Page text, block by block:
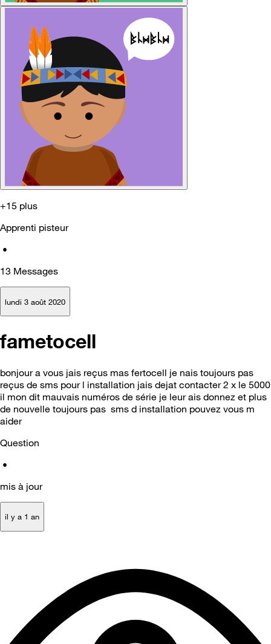
+15 plus
Apprenti pisteur
•
13 Messages
lundi 3 août 2020
fametocell
bonjour a vous jais reçus mas fertocell je nais toujours pas
reçus de sms pour l installation jais dejat contacter 2 x le 5000
il mon dit mauvais numéros de série je leur ais donnez et plus
de nouvelle toujours pas sms d installation pouvez vous m
aider
Question
•
mis à jour
il y a 1 an